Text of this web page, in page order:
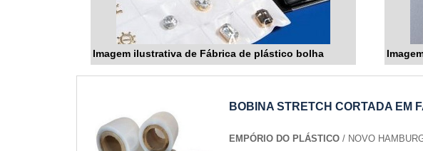
Imagem ilustrativa de Fábrica de plástico bolha
BOBINA STRETCH CORTADA EM
EMPÓRIO DO PLÁSTICO/ NOVO